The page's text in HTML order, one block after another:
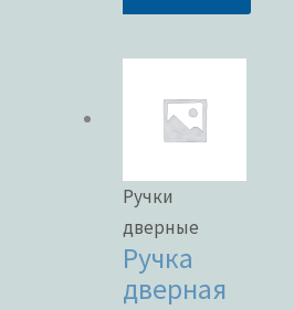
Ручки
дверные
Ручка
дверная